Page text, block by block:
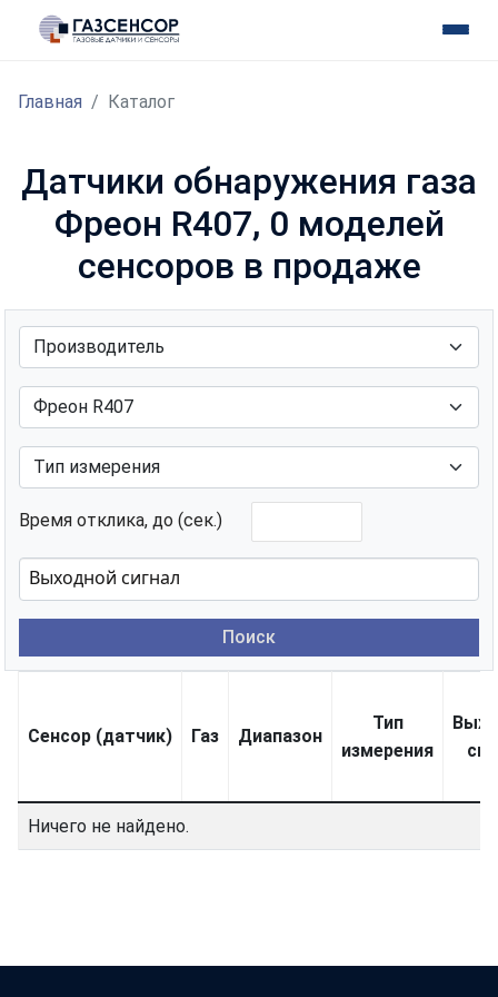
Главная Каталог
Датчики обнаружения газа
Фреон R407, 0 моделей
сенсоров в продаже
Время отклика, до (сек.)
Поиск
Сенсор (датчик) Газ Диапазон
Тип
измерения
Ничего не найдено.